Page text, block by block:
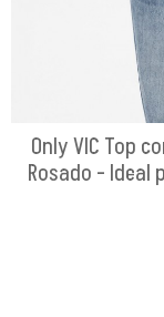
Only VIC Top
Rosado - Ideal